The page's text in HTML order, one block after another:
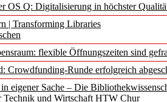
OS Q: Digitalisierung in höchster
| Transforming Libraries
flexible Öffnungszeiten sind
Crowdfunding-Runde erfolgreich
eigener Sache – Die
Technik und Wirtschaft HTW Chur